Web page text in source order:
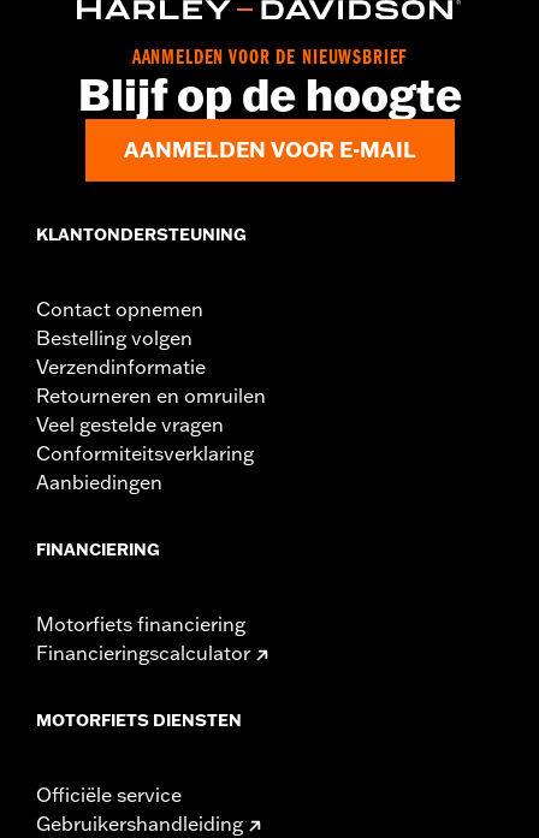
GARANTIE:,,,,,,,,,,,,,,,,,,,,,,,,,,,,,,,,,,,,,,,,,,,,,,,,,,,,,,,,,,,,,,,,,
AANMELDEN VOOR DE NIEUWSBRIEF
Blijf op de hoogte
AANMELDEN VOOR E-MAIL
KLANTONDERSTEUNING
Contact opnemen
Bestelling volgen
Verzendinformatie
Retourneren en omruilen
Veel gestelde vragen
Conformiteitsverklaring
Aanbiedingen
FINANCIERING
Motorfiets financiering
Financieringscalculator
MOTORFIETS DIENSTEN
Officiële service
Gebruikershandleiding